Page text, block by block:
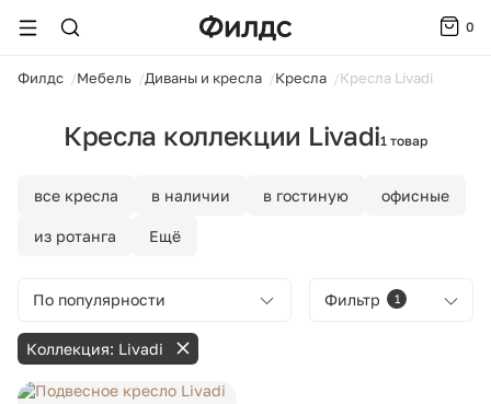
0
Филдс Мебель Диваны и кресла Кресла Кресла Livadi
Кресла коллекции Livadi1 товар
все кресла в наличии в гостиную офисные
из ротанга Ещё
Фильтр 1
По популярности
Коллекция: Livadi